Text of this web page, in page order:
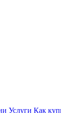
Услуги Как